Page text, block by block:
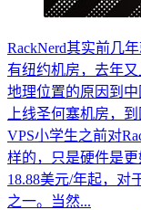
RackNerd其实前几
有纽约机房，去年
地理位置的原因到
上线圣何塞机房，
VPS小学生之前对
样的，只是硬件是
18.88美元/年起，对
之一。当然...